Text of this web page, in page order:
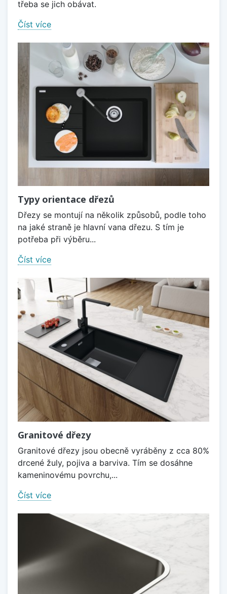
třeba se jich obávat.
Číst více
Typy orientace dřezů
Dřezy se montují na několik způsobů, podle toho
na jaké straně je hlavní vana dřezu. S tím je
potřeba při výběru...
Číst více
Granitové dřezy
Granitové dřezy jsou obecně vyráběny z cca 80%
drcené žuly, pojiva a barviva. Tím se dosáhne
kameninovému povrchu,...
Číst více